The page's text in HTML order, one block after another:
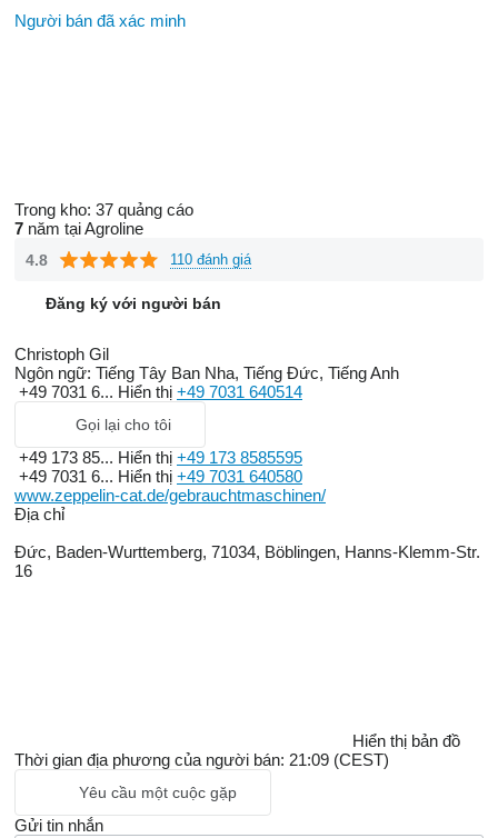
Người bán đã xác minh
Trong kho: 37 quảng cáo
7 năm tại Agroline
4.8 110 đánh giá
Đăng ký với người bán
Christoph Gil
Ngôn ngữ: Tiếng Tây Ban Nha, Tiếng Đức, Tiếng Anh
+49 7031 6... Hiển thị +49 7031 640514
Gọi lại cho tôi
+49 173 85... Hiển thị +49 173 8585595
+49 7031 6... Hiển thị +49 7031 640580
www.zeppelin-cat.de/gebrauchtmaschinen/
Địa chỉ
Đức, Baden-Wurttemberg, 71034, Böblingen, Hanns-Klemm-Str.
16
Hiển thị bản đồ
Thời gian địa phương của người bán: 21:09 (CEST)
Yêu cầu một cuộc gặp
Gửi tin nhắn